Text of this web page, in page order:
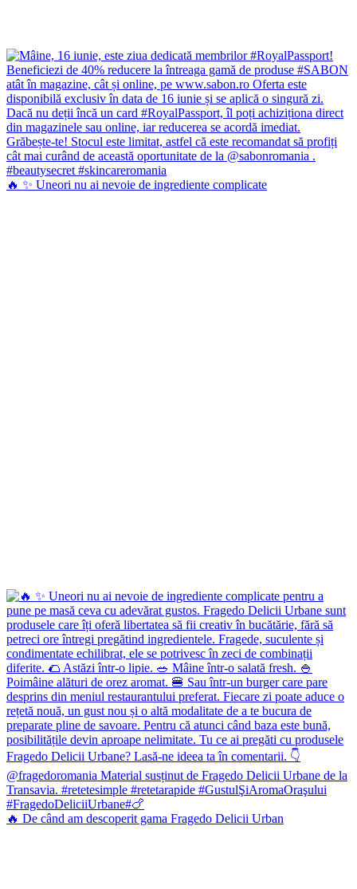
🔥 ✨ Uneori nu ai nevoie de ingrediente complicate
🔥 De când am descoperit gama Fragedo Delicii Urban